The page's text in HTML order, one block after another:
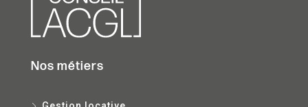
Nos métiers